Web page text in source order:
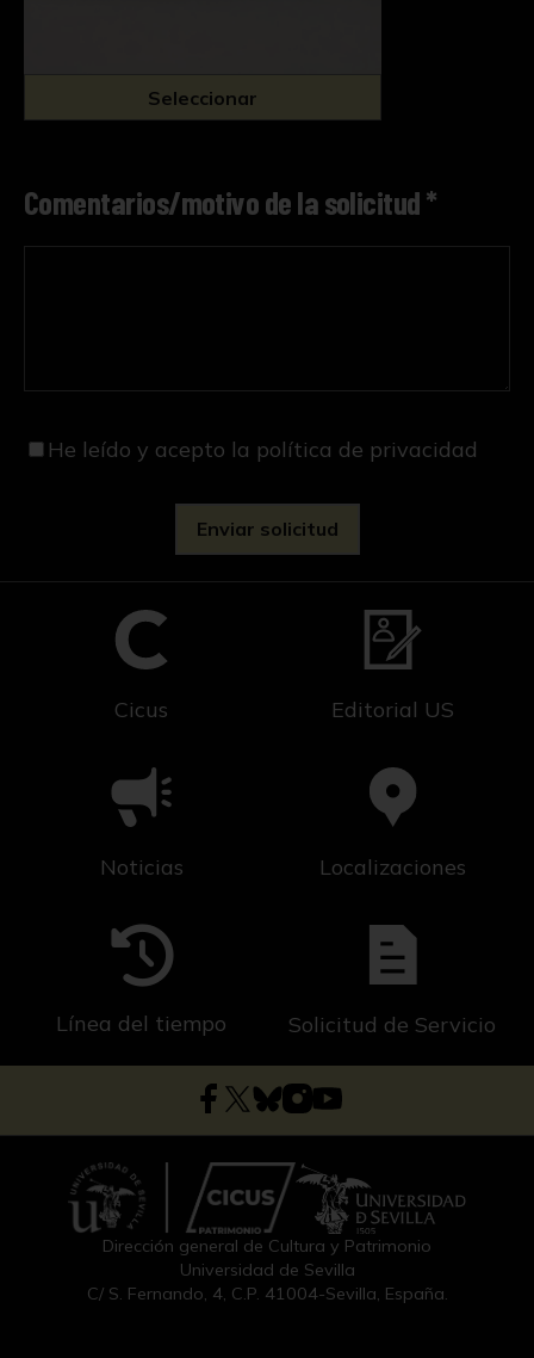
Seleccionar
Comentarios/motivo de la solicitud *
He leído y acepto la política de privacidad
Cicus Editorial US
Noticias Localizaciones
Línea del tiempo Solicitud de Servicio
Dirección general de Cultura y Patrimonio
Universidad de Sevilla
C/ S. Fernando, 4, C.P. 41004-Sevilla, España.